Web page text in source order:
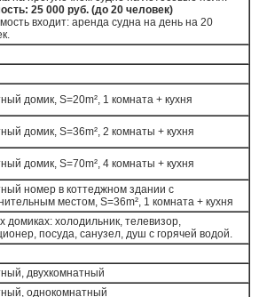
25 000 руб. (до 20 человек)
входит: аренда судна на день на 20
домик, S=20m², 1 комната + кухня
домик, S=36m², 2 комнаты + кухня
домик, S=70m², 4 комнаты + кухня
номер в коттеджном здании с
местом, S=36m², 1 комната + кухня
домиках: холодильник, телевизор,
посуда, санузел, душ с горячей водой.
двухкомнатный
однокомнатный